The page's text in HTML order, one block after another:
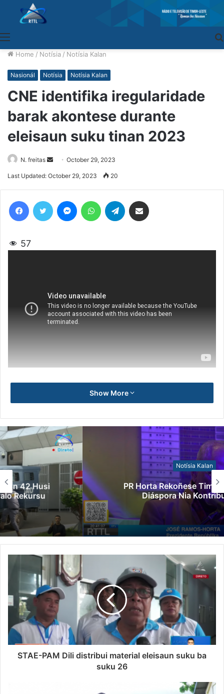
Home / Notísia / Notísia Kalan
Nasionál Notísia Notísia Kalan
CNE identifika iregularidade
barak akontese durante
eleisaun suku tinan 2023
N. freitas
SendOctober 29, 2023
Last Updated: October 29, 2023 20
57
Show More
PR Horta Rekoñese Timoroan Sira Iha
Diáspora Nia Kontribuisaun
STAE-PAM Dili distribui material eleisaun suku ba
suku 26